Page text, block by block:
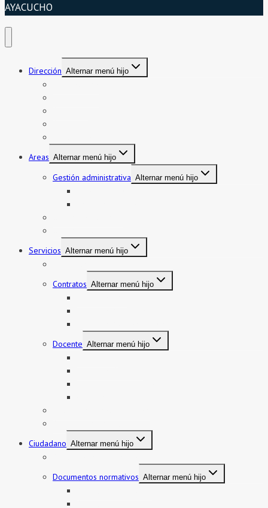
AYACUCHO
Dirección Alternar menú hijo
Areas Alternar menú hijo
Gestión administrativa Alternar menú hijo
Servicios Alternar menú hijo
Contratos Alternar menú hijo
Docente Alternar menú hijo
Ciudadano Alternar menú hijo
Documentos normativos Alternar menú hijo